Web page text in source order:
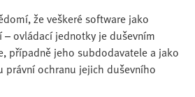
že veškeré software jako
ovládací jednotky je duševním
případně jeho subdodavatele a jako
právní ochranu jejich duševního